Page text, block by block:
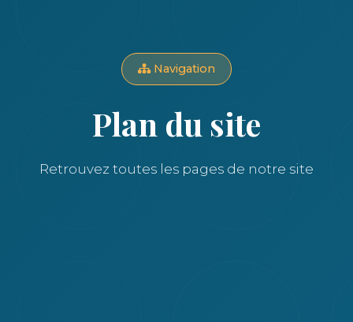
Navigation
Plan du site
Retrouvez toutes les pages de notre site